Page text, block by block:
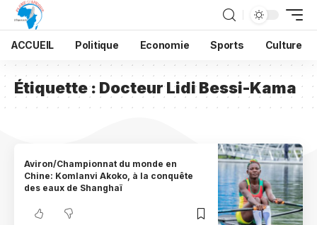
ACCUEIL Politique Economie Sports Culture
Étiquette : Docteur Lidi Bessi-Kama
Aviron/Championnat du monde en
Chine: Komlanvi Akoko, à la conquête
des eaux de Shanghaï